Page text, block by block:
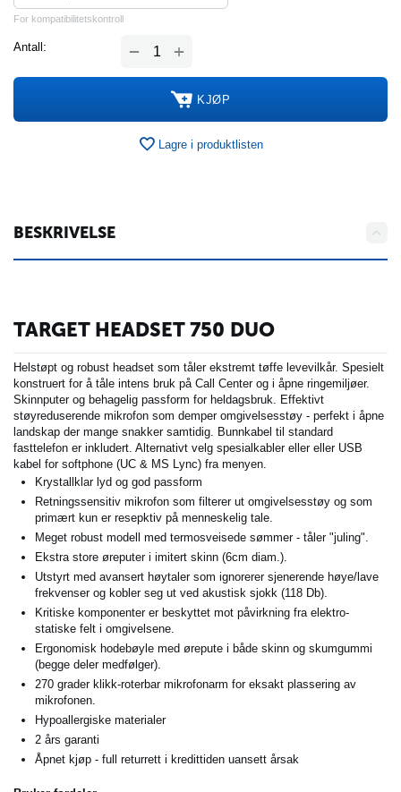
For kompatibilitetskontroll
Antall: +
−
KJØP
Lagre i produktlisten
BESKRIVELSE
TARGET HEADSET 750 DUO
Helstøpt og robust headset som tåler ekstremt tøffe levevilkår. Spesielt
konstruert for å tåle intens bruk på Call Center og i åpne ringemiljøer.
Skinnputer og behagelig passform for heldagsbruk. Effektivt
støyreduserende mikrofon som demper omgivelsesstøy - perfekt i åpne
landskap der mange snakker samtidig. Bunnkabel til standard
fasttelefon er inkludert. Alternativt velg spesialkabler eller eller USB
kabel for softphone (UC & MS Lync) fra menyen.
Krystallklar lyd og god passform
Retningssensitiv mikrofon som filterer ut omgivelsesstøy og som
primært kun er resepktiv på menneskelig tale.
Meget robust modell med termosveisede sømmer - tåler "juling".
Ekstra store øreputer i imitert skinn (6cm diam.).
Utstyrt med avansert høytaler som ignorerer sjenerende høye/lave
frekvenser og kobler seg ut ved akustisk sjokk (118 Db).
Kritiske komponenter er beskyttet mot påvirkning fra elektro-
statiske felt i omgivelsene.
Ergonomisk hodebøyle med ørepute i både skinn og skumgummi
(begge deler medfølger).
270 grader klikk-roterbar mikrofonarm for eksakt plassering av
mikrofonen.
Hypoallergiske materialer
2 års garanti
Åpnet kjøp - full returrett i kredittiden uansett årsak